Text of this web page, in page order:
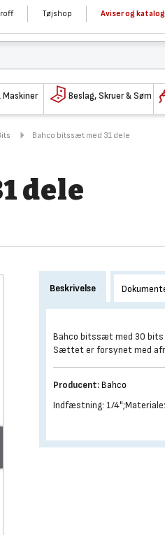
Tøjshop Aviser og
Beslag, Skruer & Søm
Bahco bitssæt med 31 dele
dele
Beskrivelse
Bahco bitssæt med 30 bits
Sættet er forsynet med
Producent:Bahco
Indfæstning: 1/